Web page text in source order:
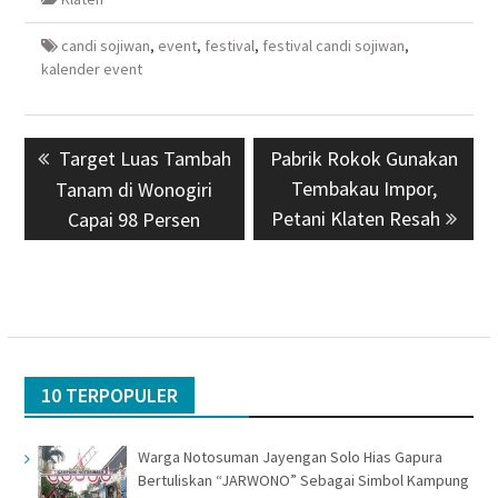
candi sojiwan, event, festival, festival candi sojiwan,
kalender event
Navigasi
pos Previous
post:
Target Luas Tambah
Tanam di Wonogiri
Capai 98 Persen
Next
post:
Pabrik Rokok Gunakan
Tembakau Impor,
Petani Klaten Resah
10 TERPOPULER
Warga Notosuman Jayengan Solo Hias Gapura
Bertuliskan “JARWONO” Sebagai Simbol Kampung